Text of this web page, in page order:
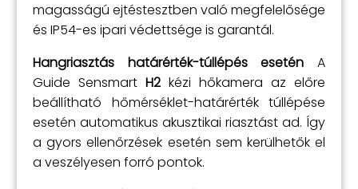
magasságú ejtéstesztben való megfelelősége
és IP54-es ipari védettsége is garantál.
Hangriasztás határérték-túllépés esetén A
Guide Sensmart H2 kézi hőkamera az előre
beállítható hőmérséklet-határérték túllépése
esetén automatikus akusztikai riasztást ad. Így
a gyors ellenőrzések esetén sem kerülhetők el
a veszélyesen forró pontok.